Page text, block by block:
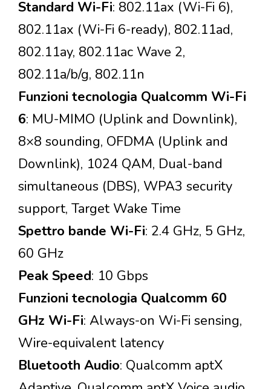
Standard Wi-Fi: 802.11ax (Wi-Fi 6),
802.11ax (Wi-Fi 6-ready), 802.11ad,
802.11ay, 802.11ac Wave 2,
802.11a/b/g, 802.11n
Funzioni tecnologia Qualcomm Wi-Fi
6: MU-MIMO (Uplink and Downlink),
8×8 sounding, OFDMA (Uplink and
Downlink), 1024 QAM, Dual-band
simultaneous (DBS), WPA3 security
support, Target Wake Time
Spettro bande Wi-Fi: 2.4 GHz, 5 GHz,
60 GHz
Peak Speed: 10 Gbps
Funzioni tecnologia Qualcomm 60
GHz Wi-Fi: Always-on Wi-Fi sensing,
Wire-equivalent latency
Bluetooth Audio: Qualcomm aptX